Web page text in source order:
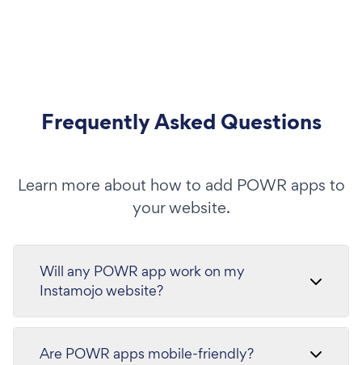
Frequently Asked Questions
Learn more about how to add POWR apps to
your website.
Will any POWR app work on my
Instamojo website?
Are POWR apps mobile-friendly?